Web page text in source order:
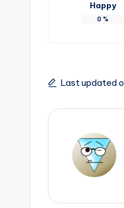
Happy
0 %
Last updated